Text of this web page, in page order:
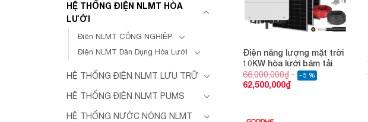
HỆ THỐNG ĐIỆN NLMT HÒA
LƯỚI
Điện NLMT CÔNG NGHIỆP
Điện NLMT Dân Dụng Hòa Lưới
HỆ THỐNG ĐIỆN NLMT LƯU TRỮ
HỆ THỐNG ĐIỆN NLMT PUMS
HỆ THỐNG NƯỚC NÓNG NLMT
Điện năng lượng mặt trời
10KW hòa lưới bám tải
66,000,000₫ - 5 %
62,500,000₫